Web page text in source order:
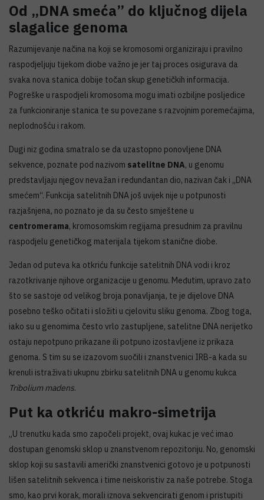
Od „DNA smeća” do ključnog dijela
slagalice genoma
Razumijevanje načina na koji se kromosomi organiziraju i pravilno
raspodjeljuju tijekom diobe važno je jer taj proces osigurava da
svaka nova stanica dobije točan skup genetičkih informacija.
Pogreške u raspodjeli kromosoma mogu imati ozbiljne posljedice
za funkcioniranje stanica te su povezane s razvojnim poremećajima,
neplodnošću i rakom.
Dugi niz godina smatralo se da uzastopno ponovljene DNA
sekvence, poznate pod nazivom satelitne DNA, u genomu
predstavljaju njegov nevažan i redundantan dio, nazivan čak i „DNA
smećem“. Funkcija satelitnih DNA još uvijek nije u potpunosti
razjašnjena, no poznato je da su često smještene u
centromerama, kromosomskim regijama presudnim za pravilnu
raspodjelu genetičkog materijala tijekom stanične diobe.
Jedan od puteva ka otkriću funkcije satelitnih DNA vodi i kroz
razotkrivanje njihove organizacije u genomu. Međutim, upravo zato
što se sastoje od velikog broja ponavljanja, te je dijelove DNA
posebno teško očitati i složiti u cjelovitu sliku genoma. Zbog toga,
iako su u genomima često vrlo zastupljene, satelitne DNA nerijetko
ostaju nepotpuno prikazane ili potpuno izostavljene iz prikaza
genoma. S tim su se izazovom suočili i znanstvenici IRB-a kada su
krenuli istraživati ukupnu zbirku satelitnih DNA u genomu kukca
Tribolium madens.
Put ka otkriću makro-simetrija
„U trenutku kada smo započeli projekt, ovaj kukac je već imao
dostupan genomski sklop u znanstvenom repozitoriju. No, genomski
sklop koji su sastavili američki znanstvenici gotovo je u potpunosti
lišen satelitnih sekvenca i time neiskoristiv za naše potrebe. Stoga
smo, kao prvi korak, morali iznova sekvencirati genom i pristupiti